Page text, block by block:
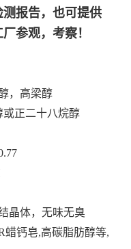
测报告，也可提供
参观，考察！
，高梁醇
或正二十八烷醇
晶体，无味无臭
蜡钙皂,高碳脂肪醇等,